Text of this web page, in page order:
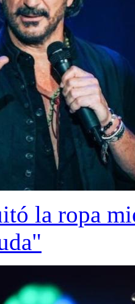
la ropa